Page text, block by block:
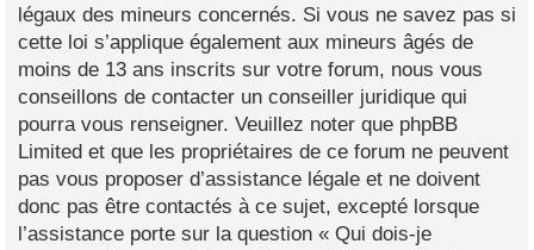
légaux des mineurs concernés. Si vous ne savez pas si
cette loi s’applique également aux mineurs âgés de
moins de 13 ans inscrits sur votre forum, nous vous
conseillons de contacter un conseiller juridique qui
pourra vous renseigner. Veuillez noter que phpBB
Limited et que les propriétaires de ce forum ne peuvent
pas vous proposer d’assistance légale et ne doivent
donc pas être contactés à ce sujet, excepté lorsque
l’assistance porte sur la question « Qui dois-je